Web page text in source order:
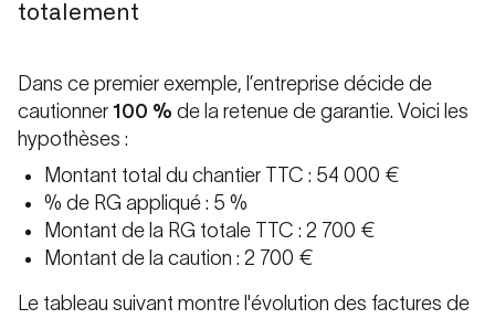
totalement
Dans ce premier exemple, l’entreprise décide de
cautionner 100 % de la retenue de garantie. Voici les
hypothèses :
Montant total du chantier TTC : 54 000 €
% de RG appliqué : 5 %
Montant de la RG totale TTC : 2 700 €
Montant de la caution : 2 700 €
Le tableau suivant montre l'évolution des factures de